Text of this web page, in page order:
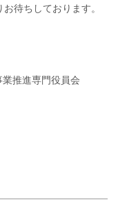
待ちしております。
推進専門役員会